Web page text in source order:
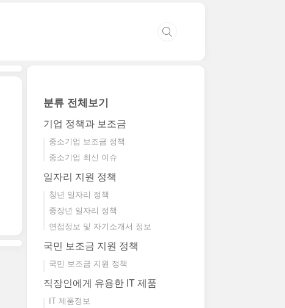
분류 전체보기
기업 정책과 보조금
중소기업 보조금 정책
중소기업 최신 이슈
일자리 지원 정책
청년 일자리 정책
중장년 일자리 정책
면접정보 및 자기소개서 정보
국민 보조금 지원 정책
국민 보조금 지원 정책
직장인에게 유용한 IT 제품
IT 제품정보